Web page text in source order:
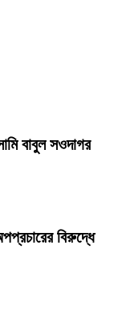
বাবুল সওদাগর
বিরুদ্ধে